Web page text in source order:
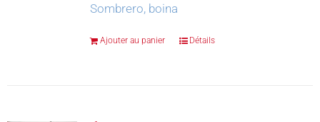
Sombrero, boina
Ajouter au panier Détails